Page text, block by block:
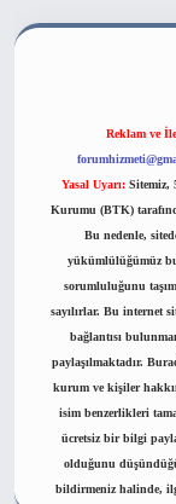
Reklam ve
Yasal Uyarı: Sitemiz,
Kurumu (BTK)
Bu nedenle,
yükümlülüğümüz
sorumluluğunu
sayılırlar. Bu internet
bağlantısı
paylaşılmaktadır.
kurum ve kişiler
isim benzerlikleri
ücretsiz bir bilgi
olduğunu
bildirmeniz halinde,